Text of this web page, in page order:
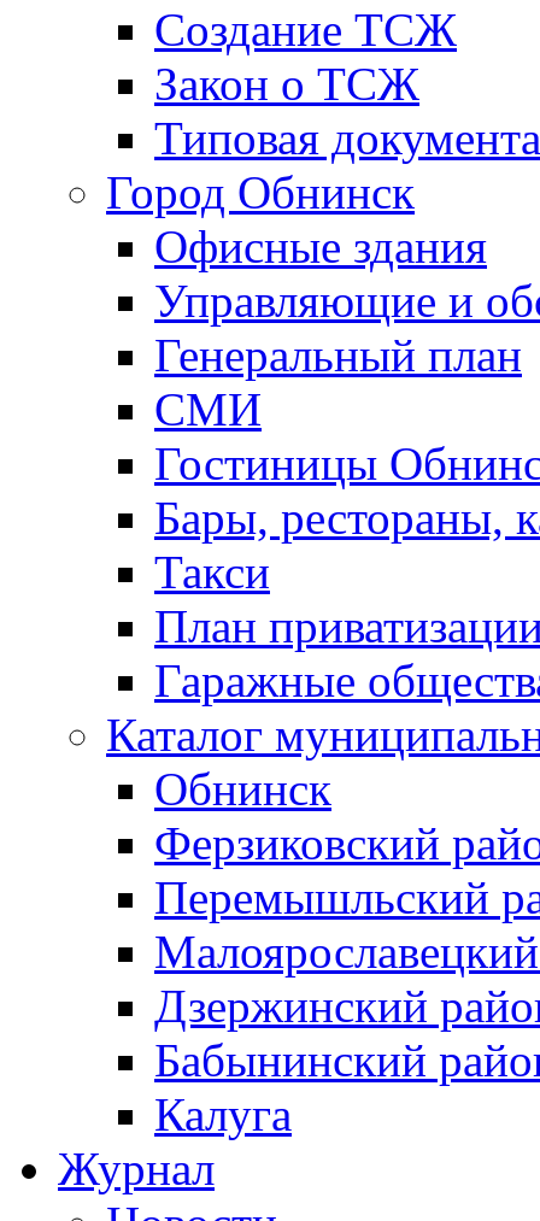
Создание ТСЖ
Закон о ТСЖ
Типовая
Город Обнинск
Офисные здания
Управляющие и
Генеральный план
СМИ
Гостиницы
Бары, рестораны,
Такси
План
Гаражные
Каталог
Обнинск
Ферзиковский
Перемышльский
Дзержинский
Бабынинский
Калуга
Журнал